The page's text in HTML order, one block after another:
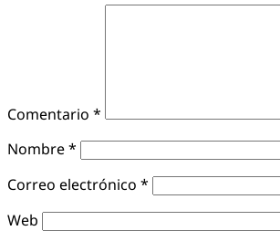
Comentario *
Nombre*
Correo electrónico *
Web